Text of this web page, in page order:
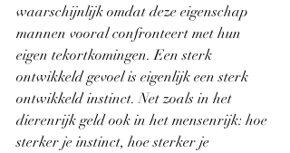
waarschijnlijk omdat deze eigenschap
mannen vooral confronteert met hun
eigen tekortkomingen. Een sterk
ontwikkeld gevoel is eigenlijk een sterk
ontwikkeld instinct. Net zoals in het
dierenrijk geld ook in het mensenrijk: hoe
sterker je instinct, hoe sterker je